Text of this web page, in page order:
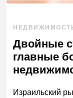
Двойные
главные
Израильский